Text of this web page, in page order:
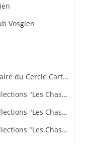
Vosgien
Dessin de GIEFEM pour le 20e anniversaire du Cercle Cartophile de Thann et de la Vallée de la Thur. 25-26 novembre 2006. carte n° 17
Dessin de GiEFEM pour le Club Multicollections "Les Chasseurs d'Images", Mulhouse. Carte n° 19 : "50 ans de carnaval à Mulhouse
Dessin de GiEFEM pour le Club Multicollections "Les Chasseurs d'Images", Mulhouse. Carte n° 20 : "L'univers de Tintin
Dessin de GiEFEM pour le Club Multicollections "Les Chasseurs d'Images", Mulhouse. Carte n° 17 : "Nounours a Cent ans